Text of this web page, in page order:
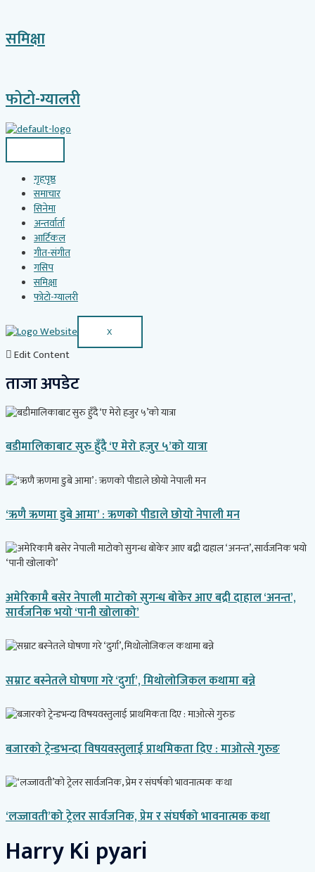
समिक्षा
फोटो-ग्यालरी
गृहपृष्ठ
समाचार
सिनेमा
अन्तर्वार्ता
आर्टिकल
गीत-संगीत
गसिप
समिक्षा
फोटो-ग्यालरी
X
Edit Content
ताजा अपडेट
बडीमालिकाबाट सुरु हुँदै ‘ए मेरो हजुर ५’को यात्रा
‘ऋणै ऋणमा डुबे आमा’ : ऋणको पीडाले छोयो नेपाली मन
अमेरिकामै बसेर नेपाली माटोको सुगन्ध बोकेर आए बद्री दाहाल ‘अनन्त’,
सार्वजनिक भयो ‘पानी खोलाको’
सम्राट बस्नेतले घोषणा गरे ‘दुर्गा’, मिथोलोजिकल कथामा बन्ने
बजारको ट्रेन्डभन्दा विषयवस्तुलाई प्राथमिकता दिए : माओत्से गुरुङ
‘लज्जावती’को ट्रेलर सार्वजनिक, प्रेम र संघर्षको भावनात्मक कथा
Harry Ki pyari